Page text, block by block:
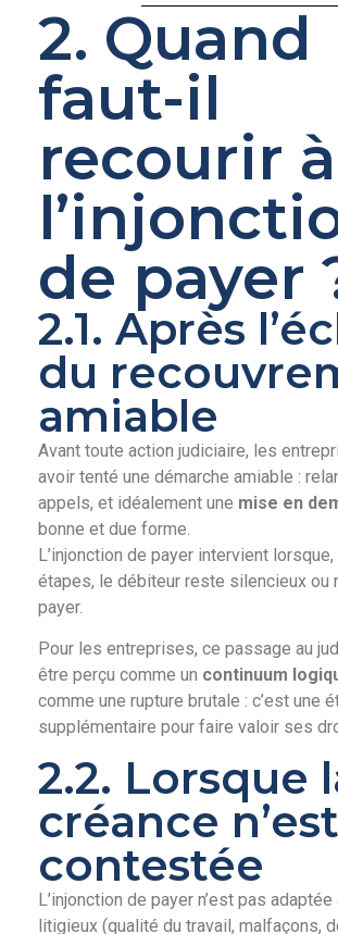
2. Quand
faut-il
recourir à
de payer
2.1. Après
du
amiable
Avant toute action judiciaire, les
avoir tenté une démarche amiable :
appels, et idéalement une mise en
bonne et due forme.
L’injonction de payer intervient
étapes, le débiteur reste silencieux ou
payer.
Pour les entreprises, ce passage au
être perçu comme un continuum
comme une rupture brutale : c’est une
supplémentaire pour faire valoir ses
2.2. Lorsque
créance
contestée
L’injonction de payer n’est pas
litigieux (qualité du travail, malfaçons,